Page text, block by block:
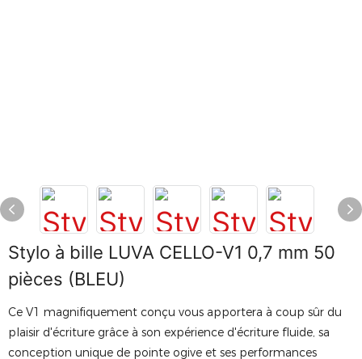
Stylo à bille LUVA CELLO-V1 0,7 mm 50
pièces (BLEU)
Ce V1 magnifiquement conçu vous apportera à coup sûr du
plaisir d'écriture grâce à son expérience d'écriture fluide, sa
conception unique de pointe ogive et ses performances